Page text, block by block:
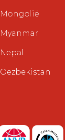
Mongolië
Myanmar
Nepal
Oezbekistan